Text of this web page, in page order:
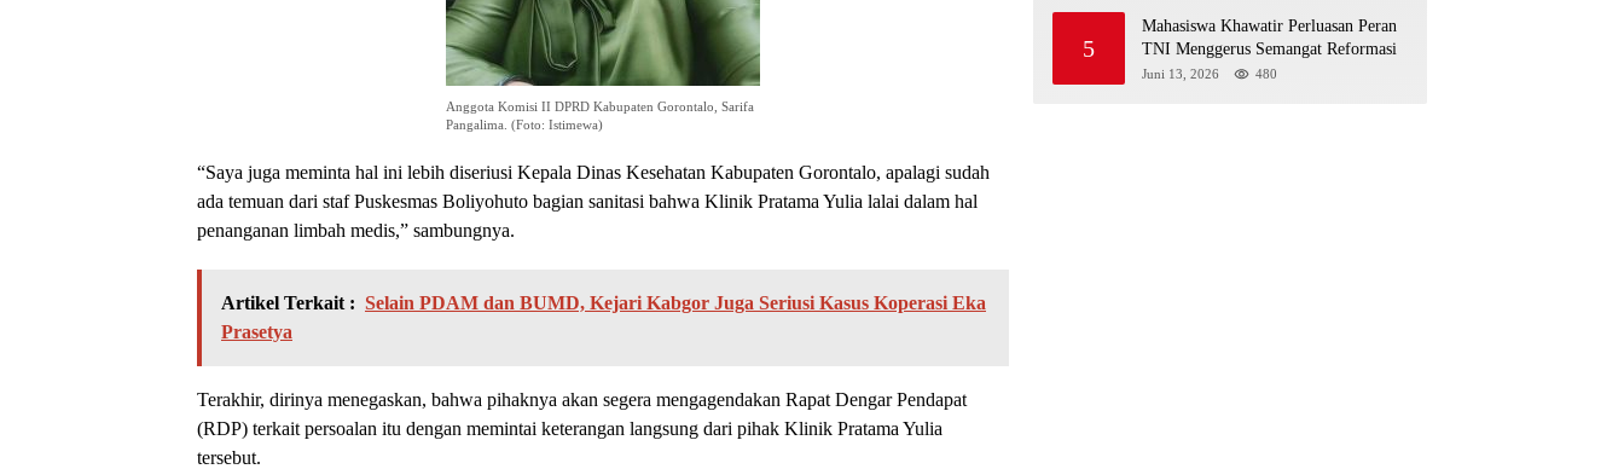
Anggota Komisi II DPRD Kabupaten Gorontalo, Sarifa
Pangalima. (Foto: Istimewa)
“Saya juga meminta hal ini lebih diseriusi Kepala Dinas Kesehatan Kabupaten Gorontalo, apalagi sudah
ada temuan dari staf Puskesmas Boliyohuto bagian sanitasi bahwa Klinik Pratama Yulia lalai dalam hal
penanganan limbah medis,” sambungnya.
Artikel Terkait : Selain PDAM dan BUMD, Kejari Kabgor Juga Seriusi Kasus Koperasi Eka
Prasetya
Terakhir, dirinya menegaskan, bahwa pihaknya akan segera mengagendakan Rapat Dengar Pendapat
(RDP) terkait persoalan itu dengan memintai keterangan langsung dari pihak Klinik Pratama Yulia
tersebut.
5
Mahasiswa Khawatir Perluasan Peran
TNI Menggerus Semangat Reformasi
Juni 13, 2026 480